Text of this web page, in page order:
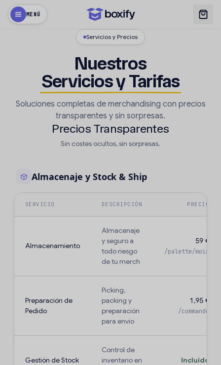
MENÚ
Servicios y Precios
Nuestros
Servicios y Tarifas
Soluciones completas de merchandising con precios
transparentes y sin sorpresas.
Precios Transparentes
Sin costes ocultos, sin sorpresas.
Almacenaje y Stock & Ship
SERVICIO DESCRIPCIÓN PRECIO
Almacenamiento
Almacenaje
y seguro a
todo riesgo
de tu merch
59 €
/palette/mois
Preparación de
Pedido
Picking,
packing y
preparación
para envío
1,95 €
/commande
Gestión de Stock
Control de
inventario en
Incluido